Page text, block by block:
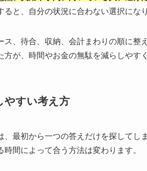
と、自分の状況に合わない選択にな
、待合、収納、会計まわりの順に整
が、時間やお金の無駄を減らしやす
やすい考え方
、最初から一つの答えだけを探してし
間によって合う方法は変わります。